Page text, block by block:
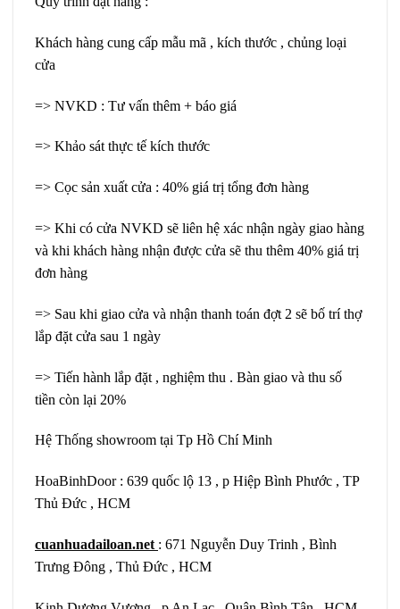
Khách hàng cung cấp mẫu mã , kích thước , chủng loại
cửa
=> NVKD : Tư vấn thêm + báo giá
=> Khảo sát thực tế kích thước
=> Cọc sản xuất cửa : 40% giá trị tổng đơn hàng
=> Khi có cửa NVKD sẽ liên hệ xác nhận ngày giao hàng
và khi khách hàng nhận được cửa sẽ thu thêm 40% giá trị
đơn hàng
=> Sau khi giao cửa và nhận thanh toán đợt 2 sẽ bố trí thợ
lắp đặt cửa sau 1 ngày
=> Tiến hành lắp đặt , nghiệm thu . Bàn giao và thu số
tiền còn lại 20%
Hệ Thống showroom tại Tp Hồ Chí Minh
HoaBinhDoor : 639 quốc lộ 13 , p Hiệp Bình Phước , TP
Thủ Đức , HCM
cuanhuadailoan.net : 671 Nguyễn Duy Trinh , Bình
Trưng Đông , Thủ Đức , HCM